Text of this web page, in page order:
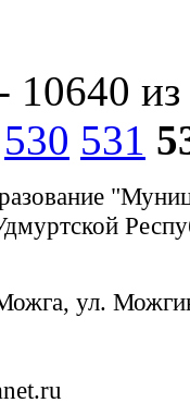
10640
530 531
ул.